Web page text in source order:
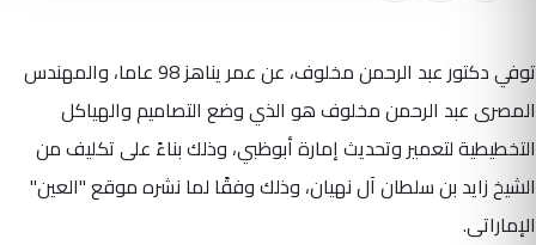
توفي دكتور عبد الرحمن مخلوف، عن عمر يناهز 98 عاما، والمهندس
المصرى عبد الرحمن مخلوف هو الذي وضع التصاميم والهياكل
التخطيطية لتعمير وتحديث إمارة أبوظبي، وذلك بناءً على تكليف من
الشيخ زايد بن سلطان آل نهيان، وذلك وفقًا لما نشره موقع "العين"
الإماراتى.